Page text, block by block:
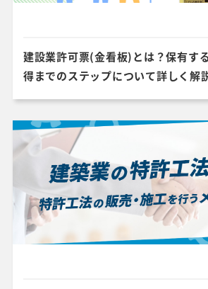
建設業許可票(金看板)とは？保有す
得までのステップについて詳しく解説